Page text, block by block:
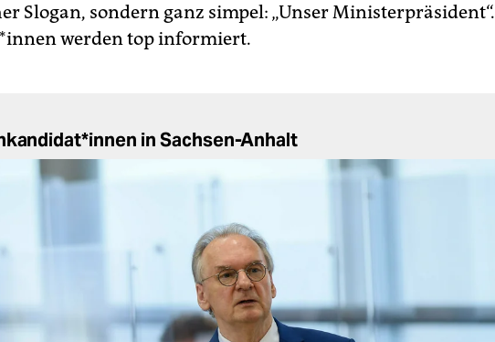
Slogan, sondern ganz simpel: „Unser Ministerpräsident“.
werden top informiert.
in Sachsen-Anhalt